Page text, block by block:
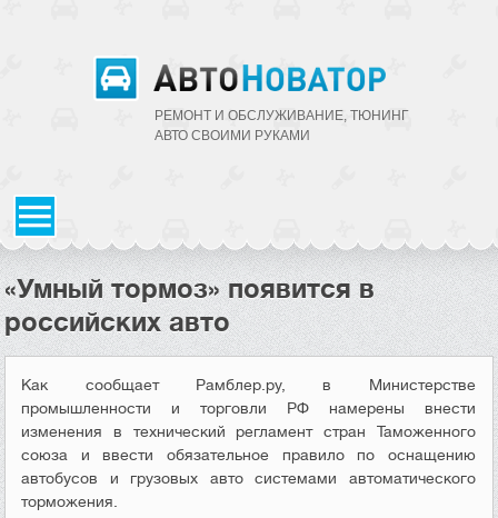
РЕМОНТ И ОБСЛУЖИВАНИЕ, ТЮНИНГ
АВТО CВОИМИ РУКАМИ
«Умный тормоз» появится в
российских авто
Как сообщает Рамблер.ру, в Министерстве
промышленности и торговли РФ намерены внести
изменения в технический регламент стран Таможенного
союза и ввести обязательное правило по оснащению
автобусов и грузовых авто системами автоматического
торможения.